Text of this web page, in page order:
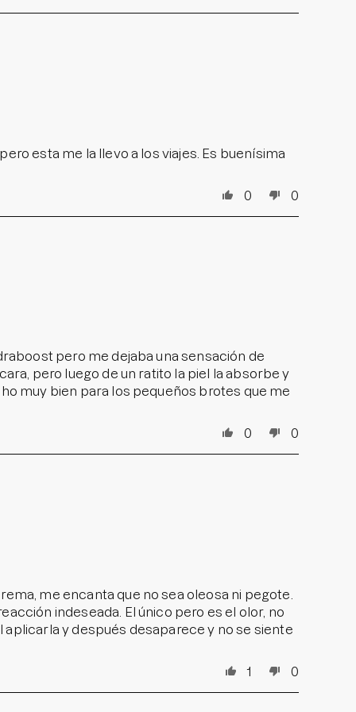
esta me la llevo a los viajes. Es buenísima
0 0
pero me dejaba una sensación de
pero luego de un ratito la piel la absorbe y
muy bien para los pequeños brotes que me
0 0
me encanta que no sea oleosa ni pegote.
indeseada. El único pero es el olor, no
y después desaparece y no se siente
1 0